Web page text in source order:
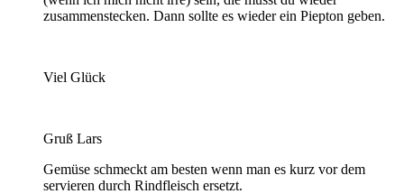
zusammenstecken. Dann sollte es wieder ein Piepton geben.
Viel Glück
Gruß Lars
Gemüse schmeckt am besten wenn man es kurz vor dem
servieren durch Rindfleisch ersetzt.